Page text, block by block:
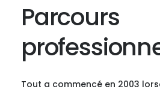
Parcours
Tout a commencé en 2003